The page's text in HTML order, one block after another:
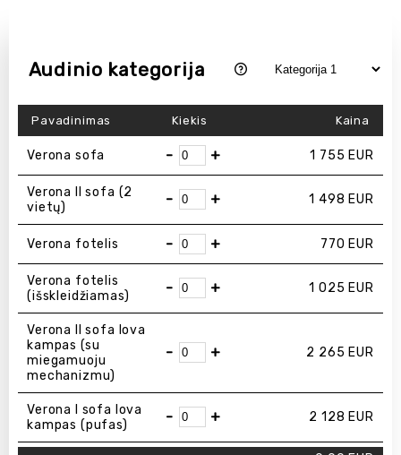
Audinio kategorija
Pavadinimas Kiekis Kaina
Verona sofa - + 1 755 EUR
Verona ІІ sofa (2
vietų)
- + 1 498 EUR
Verona fotelis - + 770 EUR
Verona fotelis
(išskleidžiamas)
- + 1 025 EUR
Verona ІІ sofa lova
kampas (su
miegamuoju
mechanizmu)
- + 2 265 EUR
Verona I sofa lova
kampas (pufas)
- + 2 128 EUR